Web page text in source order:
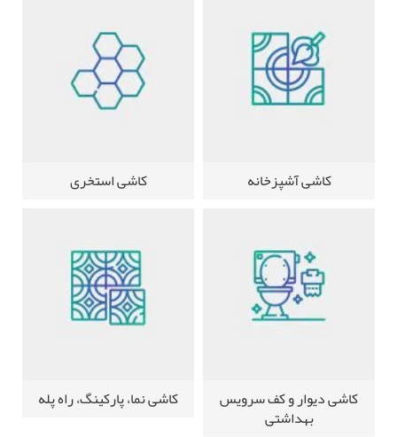
کاشی آشپزخانه کاشی استخری
کاشی دیوار و کف سرویس
بهداشتی
کاشی نما، پارکینگ، راه پله